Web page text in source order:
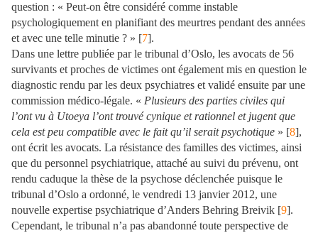
question : « Peut-on être considéré comme instable
psychologiquement en planifiant des meurtres pendant des années
et avec une telle minutie ? » [7].
Dans une lettre publiée par le tribunal d’Oslo, les avocats de 56
survivants et proches de victimes ont également mis en question le
diagnostic rendu par les deux psychiatres et validé ensuite par une
commission médico-légale. « Plusieurs des parties civiles qui
l’ont vu à Utoeya l’ont trouvé cynique et rationnel et jugent que
cela est peu compatible avec le fait qu’il serait psychotique » [8],
ont écrit les avocats. La résistance des familles des victimes, ainsi
que du personnel psychiatrique, attaché au suivi du prévenu, ont
rendu caduque la thèse de la psychose déclenchée puisque le
tribunal d’Oslo a ordonné, le vendredi 13 janvier 2012, une
nouvelle expertise psychiatrique d’Anders Behring Breivik [9].
Cependant, le tribunal n’a pas abandonné toute perspective de